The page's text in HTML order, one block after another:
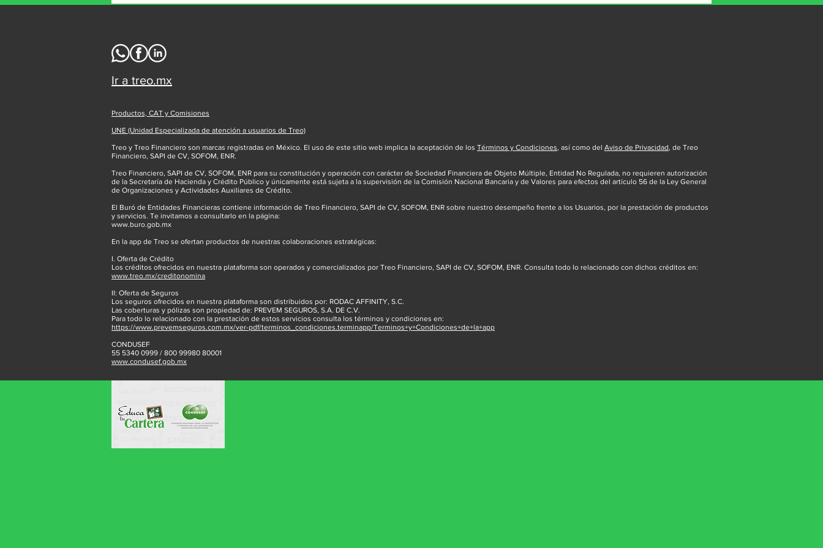
Ir a treo.mx
Productos, CAT y Comisiones
UNE (Unidad Especializada de atención a usuarios de Treo)
Treo y Treo Financiero son marcas registradas en México. El uso de este sitio web implica la aceptación de los Términos y Condiciones, así como del Aviso de Privacidad, de Treo
Financiero, SAPI de CV, SOFOM, ENR.
Treo Financiero, SAPI de CV, SOFOM, ENR para su constitución y operación con carácter de Sociedad Financiera de Objeto Múltiple, Entidad No Regulada, no requieren autorización
de la Secretaría de Hacienda y Crédito Público y únicamente está sujeta a la supervisión de la Comisión Nacional Bancaria y de Valores para efectos del artículo 56 de la Ley General
de Organizaciones y Actividades Auxiliares de Crédito.
El Buró de Entidades Financieras contiene información de Treo Financiero, SAPI de CV, SOFOM, ENR sobre nuestro desempeño frente a los Usuarios, por la prestación de productos
y servicios. Te invitamos a consultarlo en la página:
www.buro.gob.mx
En la app de Treo se ofertan productos de nuestras colaboraciones estratégicas:
I. Oferta de Crédito
Los créditos ofrecidos en nuestra plataforma son operados y comercializados por Treo Financiero, SAPI de CV, SOFOM, ENR. Consulta todo lo relacionado con dichos créditos en:
www.treo.mx/creditonomina
II: Oferta de Seguros
Los seguros ofrecidos en nuestra plataforma son distribuidos por: RODAC AFFINITY, S.C.
Las coberturas y pólizas son propiedad de: PREVEM SEGUROS, S.A. DE C.V.
Para todo lo relacionado con la prestación de estos servicios consulta los términos y condiciones en:
https://www.prevemseguros.com.mx/ver-pdf/terminos_condiciones.terminapp/Terminos+y+Condiciones+de+la+app
CONDUSEF
55 5340 0999 / 800 99980 80001
www.condusef.gob.mx